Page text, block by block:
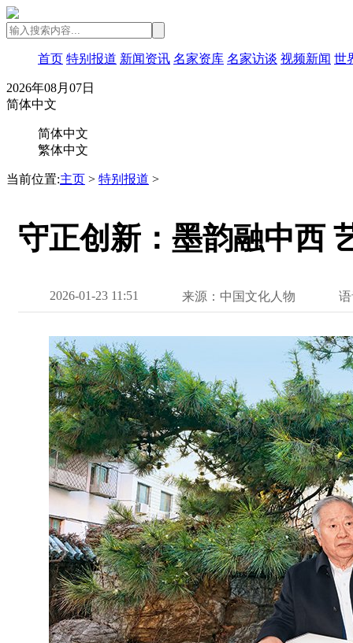
首页 特别报道 新闻资讯 名家资库 名家访谈 视频新闻 世
2026年08月07日
简体中文
简体中文
繁体中文
当前位置:主页 > 特别报道 >
守正创新：墨韵融中西
2026-01-23 11:51 来源：中国文化人物